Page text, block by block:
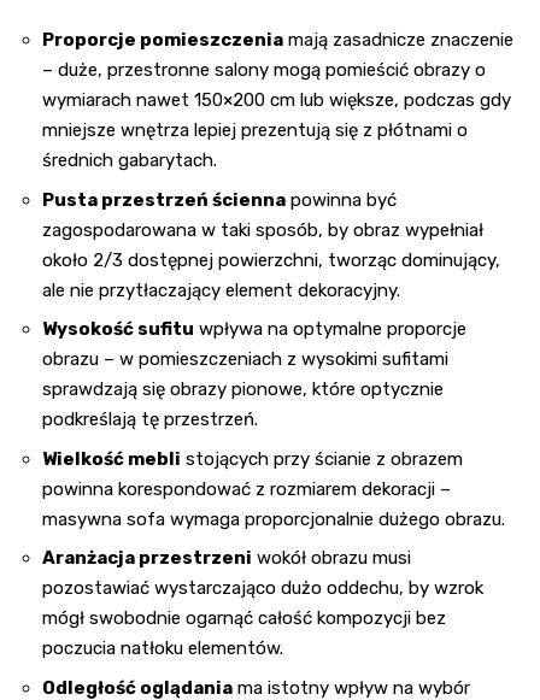
Proporcje pomieszczenia mają zasadnicze znaczenie
– duże, przestronne salony mogą pomieścić obrazy o
wymiarach nawet 150×200 cm lub większe, podczas gdy
mniejsze wnętrza lepiej prezentują się z płótnami o
średnich gabarytach.
Pusta przestrzeń ścienna powinna być
zagospodarowana w taki sposób, by obraz wypełniał
około 2/3 dostępnej powierzchni, tworząc dominujący,
ale nie przytłaczający element dekoracyjny.
Wysokość sufitu wpływa na optymalne proporcje
obrazu – w pomieszczeniach z wysokimi sufitami
sprawdzają się obrazy pionowe, które optycznie
podkreślają tę przestrzeń.
Wielkość mebli stojących przy ścianie z obrazem
powinna korespondować z rozmiarem dekoracji –
masywna sofa wymaga proporcjonalnie dużego obrazu.
Aranżacja przestrzeni wokół obrazu musi
pozostawiać wystarczająco dużo oddechu, by wzrok
mógł swobodnie ogarnąć całość kompozycji bez
poczucia natłoku elementów.
Odległość oglądania ma istotny wpływ na wybór